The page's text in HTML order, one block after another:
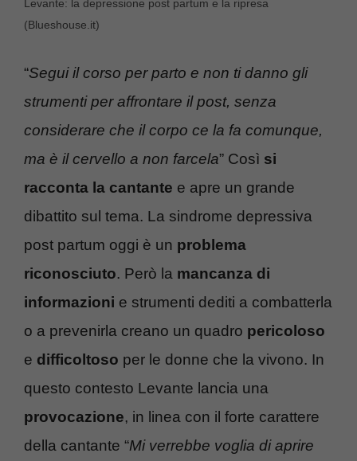
Levante: la depressione post partum e la ripresa
(Blueshouse.it)
“Segui il corso per parto e non ti danno gli
strumenti per affrontare il post, senza
considerare che il corpo ce la fa comunque,
ma è il cervello a non farcela” Così si
racconta la cantante e apre un grande
dibattito sul tema. La sindrome depressiva
post partum oggi è un problema
riconosciuto. Però la mancanza di
informazioni e strumenti dediti a combatterla
o a prevenirla creano un quadro pericoloso
e difficoltoso per le donne che la vivono. In
questo contesto Levante lancia una
provocazione, in linea con il forte carattere
della cantante “Mi verrebbe voglia di aprire